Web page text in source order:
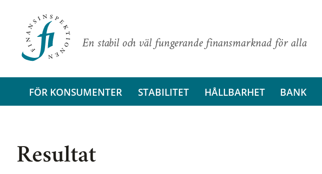
En stabil och väl fungerande finansmarknad för alla
FÖR KONSUMENTER STABILITET HÅLLBARHET BANK
Resultat